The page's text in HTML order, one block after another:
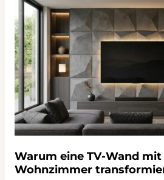
Putz?
Die
große
Entscheidung
Warum eine TV-Wand mit
Wohnzimmer